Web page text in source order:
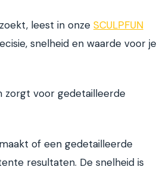
leest in onze SCULPFUN
snelheid en waarde voor je
zorgt voor gedetailleerde
of een gedetailleerde
resultaten. De snelheid is